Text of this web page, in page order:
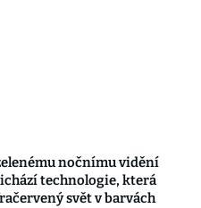
nočnímu vidění
technologie, která
svět v barvách